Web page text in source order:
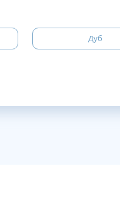
Дуб